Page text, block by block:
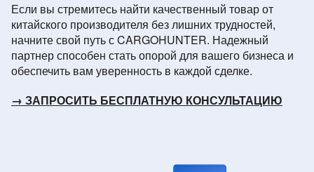
Если вы стремитесь найти качественный товар от
китайского производителя без лишних трудностей,
начните свой путь с CARGOHUNTER. Надежный
партнер способен стать опорой для вашего бизнеса и
обеспечить вам уверенность в каждой сделке.
→ ЗАПРОСИТЬ БЕСПЛАТНУЮ КОНСУЛЬТАЦИЮ